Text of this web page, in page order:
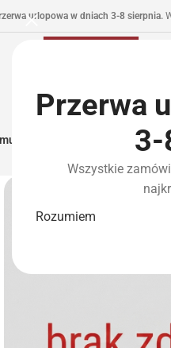
Przerwa
3-
Wszystkie
Rozumiem
urlopowa w dniach 3-8 sierpnia.
I Zasilanie Części